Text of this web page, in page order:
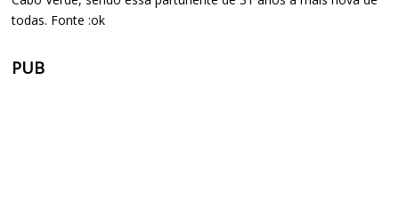
todas. Fonte :ok
PUB